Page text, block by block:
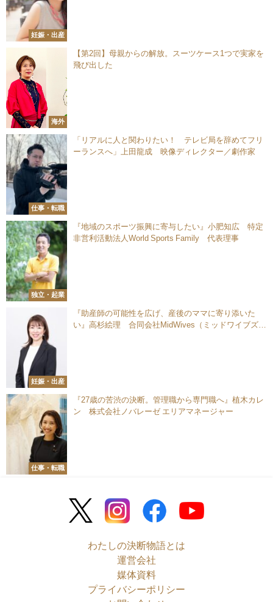
妊娠・出産
海外
【第2回】母親からの解放。スーツケース1つで実家を
飛び出した
仕事・転職
「リアルに人と関わりたい！ テレビ局を辞めてフリ
ーランスへ」上田龍成 映像ディレクター／劇作家
独立・起業
『地域のスポーツ振興に寄与したい』小肥知広 特定
非営利活動法人World Sports Family 代表理事
妊娠・出産
『助産師の可能性を広げ、産後のママに寄り添いた
い』高杉絵理 合同会社MidWives（ミッドワイブズ）
仕事・転職
『27歳の苦渋の決断。管理職から専門職へ』植木カレ
ン 株式会社ノバレーゼ エリアマネージャー
わたしの決断物語とは
運営会社
媒体資料
プライバシーポリシー